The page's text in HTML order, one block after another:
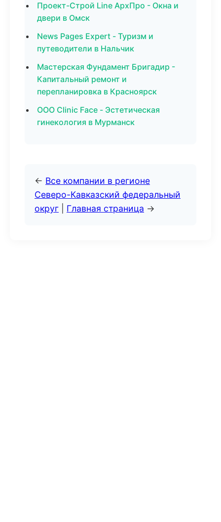
Проект-Строй Line АрхПро - Окна и
двери в Омск
News Pages Expert - Туризм и
путеводители в Нальчик
Мастерская Фундамент Бригадир -
Капитальный ремонт и
перепланировка в Красноярск
ООО Clinic Face - Эстетическая
гинекология в Мурманск
← Все компании в регионе
Северо-Кавказский федеральный
округ
Главная страница →